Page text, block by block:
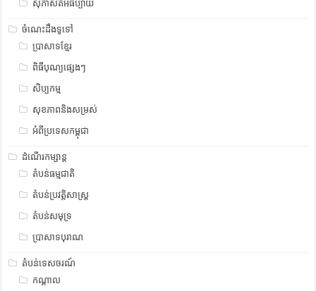
សុភាសិតអធិប្បាយ
ចំណេះដឹងទូទៅ
ប្រាសាទខ្មែរ
ពិធីបុណ្យផ្សេងៗ
សិប្បកម្ម
សុខភាពនិងសម្រស់
អំពីប្រទេសកម្ពុជា
ដំណើរកម្សាន្ត
តំបន់ធម្មជាតិ
តំបន់ប្រវត្តិសាស្រ្ត
តំបន់សមុទ្រ
ប្រាសាទបុរាណ
តំបន់ទេសចរណ៍
កណ្តាល